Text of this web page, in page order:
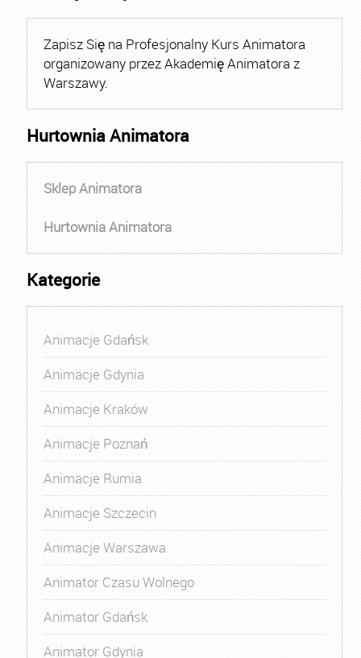
Zapisz Się na Profesjonalny Kurs Animatora
organizowany przez Akademię Animatora z
Warszawy.
Hurtownia Animatora
Sklep Animatora
Hurtownia Animatora
Kategorie
Animacje Gdańsk
Animacje Gdynia
Animacje Kraków
Animacje Poznań
Animacje Rumia
Animacje Szczecin
Animacje Warszawa
Animator Czasu Wolnego
Animator Gdańsk
Animator Gdynia